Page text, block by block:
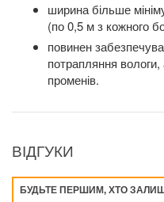
ширина більше
(по 0,5 м з кожного
повинен
потрапляння
променів.
ВІДГУКИ
БУДЬТЕ ПЕРШИМ, ХТО